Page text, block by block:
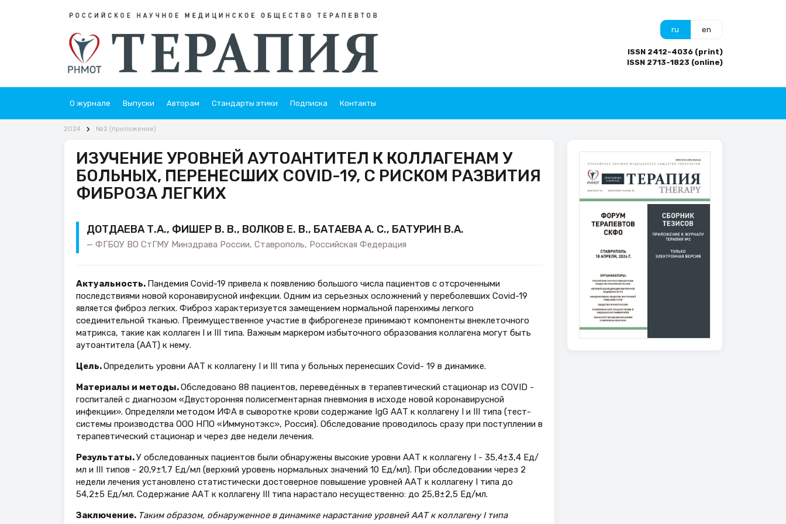
ru en
ISSN 2412-4036 (print)
ISSN 2713-1823 (online)
О журнале Выпуски Авторам Стандарты этики Подписка Контакты
2024 №2 (приложение)
ИЗУЧЕНИЕ УРОВНЕЙ АУТОАНТИТЕЛ К КОЛЛАГЕНАМ У
БОЛЬНЫХ, ПЕРЕНЕСШИХ COVID-19, С РИСКОМ РАЗВИТИЯ
ФИБРОЗА ЛЕГКИХ
ДОТДАЕВА Т.А., ФИШЕР В. В., ВОЛКОВ Е. В., БАТАЕВА А. С., БАТУРИН В.А.
ФГБОУ ВО СтГМУ Минздрава России, Ставрополь, Российская Федерация
Актуальность. Пандемия Covid-19 привела к появлению большого числа пациентов с отсроченными
последствиями новой коронавирусной инфекции. Одним из серьезных осложнений у переболевших Covid-19
является фиброз легких. Фиброз характеризуется замещением нормальной паренхимы легкого
соединительной тканью. Преимущественное участие в фиброгенезе принимают компоненты внеклеточного
матрикса, такие как коллаген I и III типа. Важным маркером избыточного образования коллагена могут быть
аутоантитела (ААТ) к нему.
Цель.Определить уровни ААТ к коллагену I и III типа у больных перенесших Covid- 19 в динамике.
Материалы и методы.Обследовано 88 пациентов, переведённых в терапевтический стационар из COVID -
госпиталей с диагнозом «Двусторонняя полисегментарная пневмония в исходе новой коронавирусной
инфекции». Определяли методом ИФА в сыворотке крови содержание IgG ААТ к коллагену I и III типа (тест-
системы производства ООО НПО «Иммунотэкс», Россия). Обследование проводилось сразу при поступлении в
терапевтический стационар и через две недели лечения.
Результаты.У обследованных пациентов были обнаружены высокие уровни ААТ к коллагену I - 35,4±3,4 Ед/
мл и III типов - 20,9±1,7 Ед/мл (верхний уровень нормальных значений 10 Ед/мл). При обследовании через 2
недели лечения установлено статистически достоверное повышение уровней ААТ к коллагену I типа до
54,2±5 Ед/мл. Содержание ААТ к коллагену III типа нарастало несущественно: до 25,8±2,5 Ед/мл.
Заключение. Таким образом, обнаруженное в динамике нарастание уровней ААТ к коллагену I типа